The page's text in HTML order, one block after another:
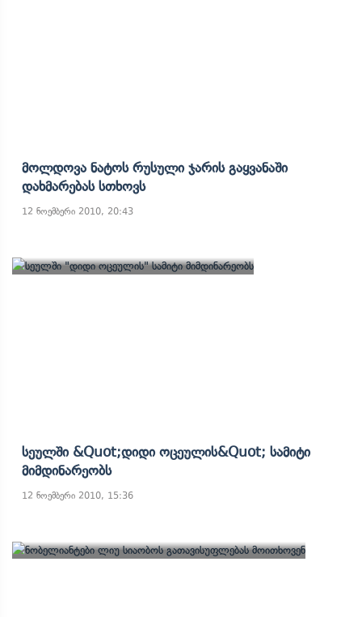
Მოლდოვა Ნატოს Რუსული Ჯარის Გაყვანაში
Დახმარებას Სთხოვს
12 ნოემბერი 2010, 20:43
Სეულში &quot;დიდი Ოცეულის&quot; Სამიტი
Მიმდინარეობს
12 ნოემბერი 2010, 15:36